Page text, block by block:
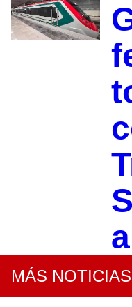
MÁS NOTICIAS